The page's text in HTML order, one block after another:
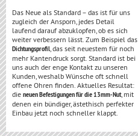
Das Neue als Standard – das ist für uns
zugleich der Ansporn, jedes Detail
laufend darauf abzuklopfen, ob es sich
weiter verbessern lässt. Zum Beispiel das
Dichtungsprofil, das seit neuestem für noch
mehr Kantendruck sorgt. Standard ist bei
uns auch der enge Kontakt zu unseren
Kunden, weshalb Wünsche oft schnell
offene Ohren finden. Aktuelles Resultat:
die neuen Befestigungen für die 13mm-Nut, mit
denen ein bündiger, ästethisch perfekter
Einbau jetzt noch schneller klappt.